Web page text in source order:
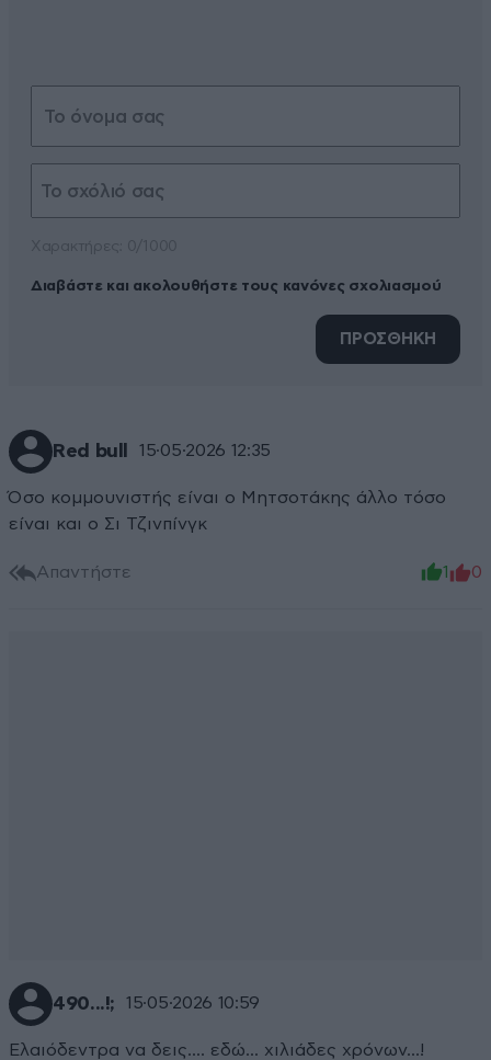
Διαβάστε και ακολουθήστε τους κανόνες σχολιασμού
ΠΡΟΣΘΗΚΗ
Red bull 15·05·2026 12:35
Όσο κομμουνιστής είναι ο Μητσοτάκης άλλο τόσο
είναι και ο Σι Τζινπίνγκ
Απαντήστε 1 0
490...!; 15·05·2026 10:59
Ελαιόδεντρα να δεις.... εδώ... χιλιάδες χρόνων...!